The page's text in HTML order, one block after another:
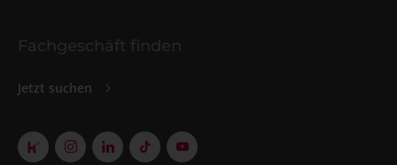
Fachgeschäft finden
Jetzt suchen